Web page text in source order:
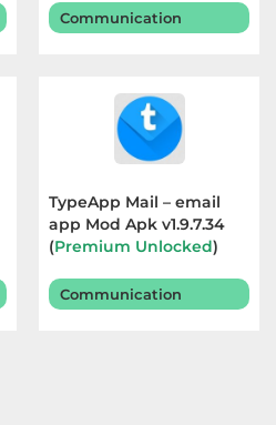
Communication
TypeApp Mail – email
app Mod Apk v1.9.7.34
(Premium Unlocked)
Communication